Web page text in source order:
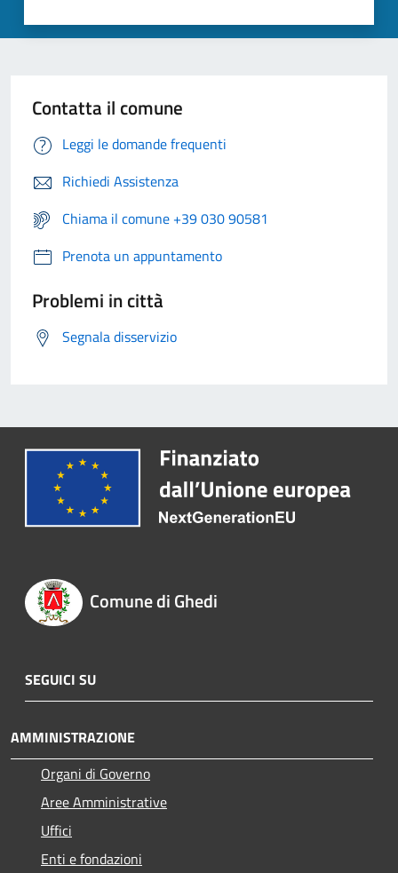
Contatta il comune
Leggi le domande frequenti
Richiedi Assistenza
Chiama il comune +39 030 90581
Prenota un appuntamento
Problemi in città
Segnala disservizio
Comune di Ghedi
SEGUICI SU
AMMINISTRAZIONE
Organi di Governo
Aree Amministrative
Uffici
Enti e fondazioni